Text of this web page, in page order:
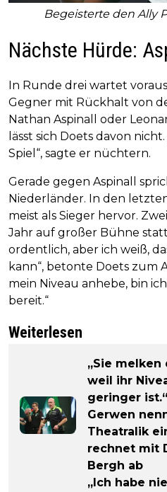
Begeisterte den Ally
Nächste Hürde:
In Runde drei wartet
Gegner mit Rückhalt von
Nathan Aspinall oder
lässt sich Doets davon
Spiel“, sagte er nüchtern.
Gerade gegen Aspinall
Niederländer. In den
meist als Sieger hervor.
Jahr auf großer Bühne
ordentlich, aber ich weiß,
kann“, betonte Doets zum
mein Niveau anhebe, bin
bereit.“
Weiterlesen
„Sie melken
weil ihr
geringer
Gerwen
Theatralik
rechnet mit
Bergh ab
„Ich habe